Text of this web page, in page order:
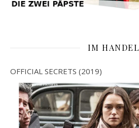
IM HANDEL
OFFICIAL SECRETS (2019)